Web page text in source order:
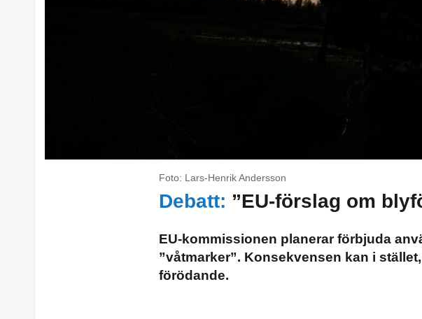
Foto: Lars-Henrik Andersson
Debatt: ”EU-förslag om
EU-kommissionen planerar förbjuda
”våtmarker”. Konsekvensen kan i
förödande.